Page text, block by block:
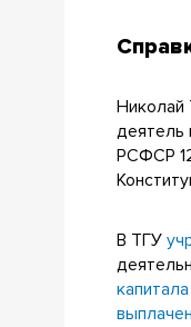
Николай
деятель
РСФСР
В ТГУ